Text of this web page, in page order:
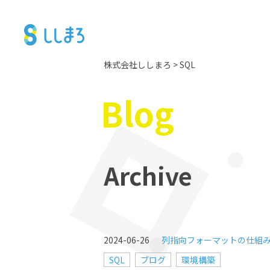
株式会社ししまろ >SQL
Blog
Archive
2024-06-26
列指向フォーマットの仕組
SQL
ブログ 環境構築